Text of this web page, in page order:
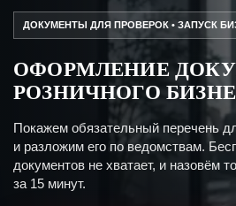
ДОКУМЕНТЫ ДЛЯ ПРОВЕРОК • ЗАПУСК
ОФОРМЛЕНИЕ
РОЗНИЧНОГО
Покажем обязательный перечень
и разложим его по ведомствам.
документов не хватает, и назовём
за 15 минут.